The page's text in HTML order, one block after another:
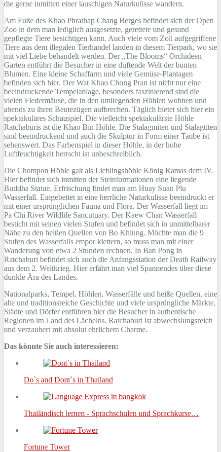
die gerne inmitten einer lauschigen Naturkulisse wandern.
Am Fuße des Khao Phrathap Chang Berges befindet sich der Open
Zoo in dem man lediglich ausgesetzte, gerettete und gesund
gepflegte Tiere besichtigen kann. Auch viele vom Zoll aufgegriffene
Tiere aus dem illegalen Tierhandel landen in diesem Tierpark, wo sie
mit viel Liebe behandelt werden. Der „The Blooms“ Orchideen
Garten entführt die Besucher in eine duftende Welt der bunten
Blumen. Eine kleine Schaffarm und viele Gemüse-Plantagen
befinden sich hier. Der Wat Khao Chong Pran ist nicht nur eine
beeindruckende Tempelanlage, besonders faszinierend sind die
vielen Fledermäuse, die in den umliegenden Höhlen wohnen und
abends zu ihren Beutezügen aufbrechen. Täglich bietet sich hier ein
spektakuläres Schauspiel. Die vielleicht spektakulärste Höhle
Ratchaburis ist die Khao Bin Höhle. Die Stalagmiten und Stalagtiten
sind beeindruckend und auch die Skulptur in Form einer Taube ist
sehenswert. Das Farbenspiel in dieser Höhle, in der hohe
Luftfeuchtigkeit herrscht ist unbeschreiblich.
Die Chompon Höhle galt als Lieblingshöhle König Ramas dem IV.
Hier befindet sich inmitten der Steinformationen eine liegende
Buddha Statue. Erfrischung findet man am Huay Suan Plu
Wasserfall. Eingebettet in eine herrliche Naturkulisse beeindruckt er
mit einer ursprünglichen Fauna und Flora. Der Wasserfall liegt im
Pa Chi River Wildlife Sancutuary. Der Kaew Chan Wasserfall
besticht mit seinen vielen Stufen und befindet sich in unmittelbarer
Nähe zu den heißen Quellen von Bo Khlung. Möchte man die 9
Stufen des Wasserfalls empor klettern, so muss man mit einer
Wanderung von etwa 2 Stunden rechnen. In Ban Pong in
Ratchaburi befindet sich auch die Anfangsstation der Death Railway
aus dem 2. Weltkrieg. Hier erfährt man viel Spannendes über diese
dunkle Ära des Landes.
Nationalparks, Tempel, Höhlen, Wasserfälle und heiße Quellen, eine
alte und traditionsreiche Geschichte und viele ursprüngliche Märkte,
Städte und Dörfer entführen hier die Besucher in authentische
Regionen im Land des Lächelns. Ratchaburi ist abwechslungsreich
und verzaubert mit absolut ehrlichem Charme.
Das könnte Sie auch interessieren:
Do`s and Dont`s in Thailand
Thailändisch lernen - Sprachschulen und Sprachkurse…
Fortune Tower